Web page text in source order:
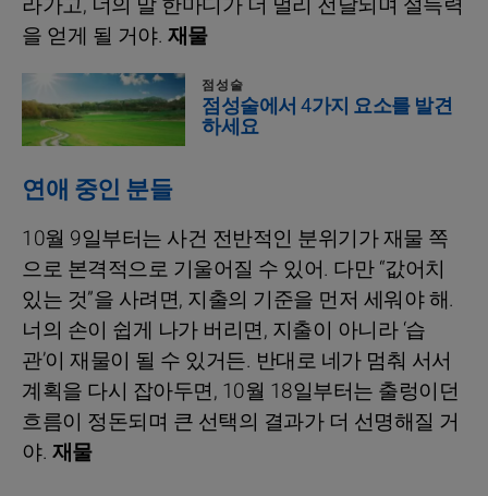
을 얻게 될 거야. 재물
점성술
점성술에서 4가지 요소를 발견
하세요
연애 중인 분들
10월 9일부터는 사건 전반적인 분위기가 재물 쪽
으로 본격적으로 기울어질 수 있어. 다만 “값어치
있는 것”을 사려면, 지출의 기준을 먼저 세워야 해.
너의 손이 쉽게 나가 버리면, 지출이 아니라 ‘습
관’이 재물이 될 수 있거든. 반대로 네가 멈춰 서서
계획을 다시 잡아두면, 10월 18일부터는 출렁이던
흐름이 정돈되며 큰 선택의 결과가 더 선명해질 거
야. 재물